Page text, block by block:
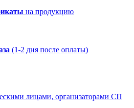
на продукцию
(1-2 дня после оплаты)
лицами, организаторами СП